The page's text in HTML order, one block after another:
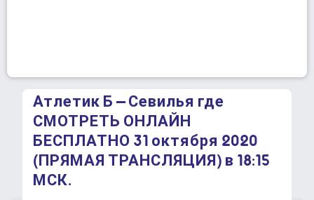
Атлетик Б – Севилья где
СМОТРЕТЬ ОНЛАЙН
БЕСПЛАТНО 31 октября 2020
(ПРЯМАЯ ТРАНСЛЯЦИЯ) в 18:15
МСК.